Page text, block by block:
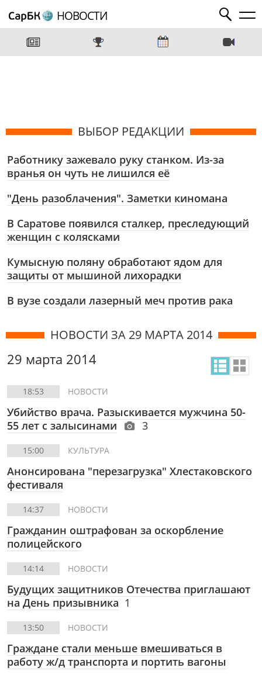
НОВОСТИ
ВЫБОР РЕДАКЦИИ
Работнику зажевало руку станком. Из-за
вранья он чуть не лишился её
"День разоблачения". Заметки киномана
В Саратове появился сталкер, преследующий
женщин с колясками
Кумысную поляну обработают ядом для
защиты от мышиной лихорадки
В вузе создали лазерный меч против рака
НОВОСТИ ЗА 29 МАРТА 2014
29 марта 2014
18:53 НОВОСТИ
Убийство врача. Разыскивается мужчина 50-
55 лет с залысинами
3
15:00 КУЛЬТУРА
Анонсирована "перезагрузка" Хлестаковского
фестиваля
14:37 НОВОСТИ
Гражданин оштрафован за оскорбление
полицейского
14:14 НОВОСТИ
Будущих защитников Отечества приглашают
на День призывника 1
13:50 НОВОСТИ
Граждане стали меньше вмешиваться в
работу ж/д транспорта и портить вагоны